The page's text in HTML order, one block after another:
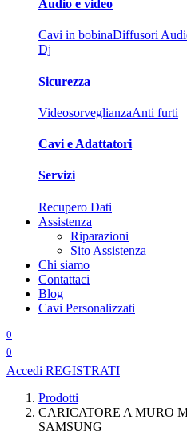
Audio e video
Cavi in bobinaDiffusori
Dj
Sicurezza
VideosorveglianzaAnti furti
Cavi e Adattatori
Servizi
Recupero Dati
Assistenza
Riparazioni
Sito Assistenza
Chi siamo
Contattaci
Blog
Cavi Personalizzati
0
0
Accedi REGISTRATI
Prodotti
CARICATORE A MURO
SAMSUNG